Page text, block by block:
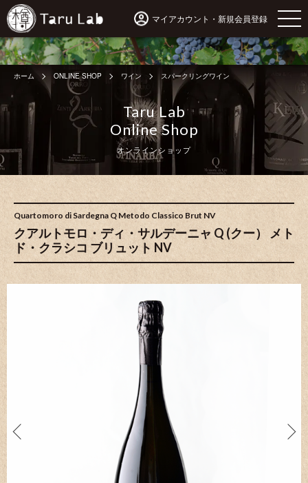
マイアカウント・新規会員登録
ホーム ONLINE SHOP ワイン スパークリングワイン
Taru Lab
Online Shop
オンラインショップ
Quartomoro di Sardegna Q Metodo Classico Brut NV
クアルトモロ・ディ・サルデーニャ Q (クー） メト
ド・クラシコ ブリュット NV